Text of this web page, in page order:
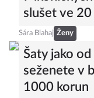
7 ikonických
slušet ve 20
Sára Blahaj Ženy
Šaty jako
seženete v